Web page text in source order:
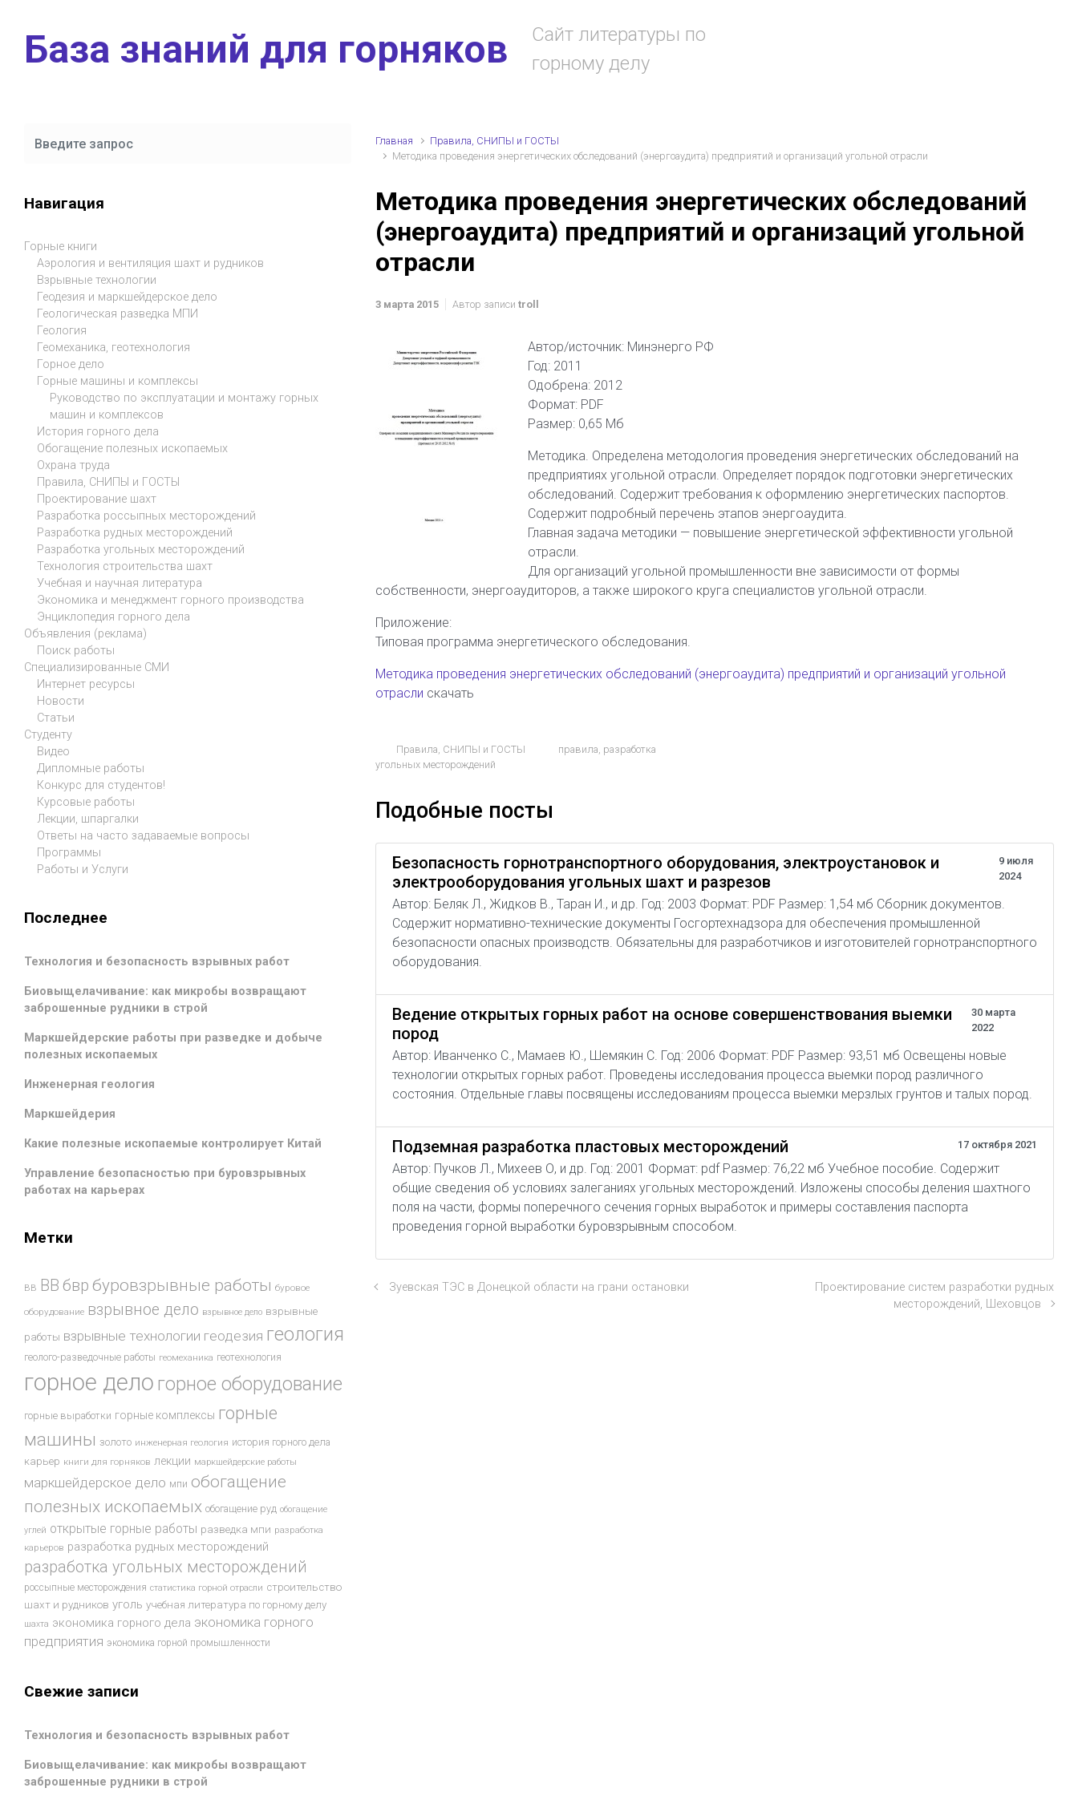
База знаний для горняков
Сайт литературы по
горному делу
Главная
Правила, СНИПЫ и ГОСТЫ
Методика проведения энергетических обследований (энергоаудита) предприятий и организаций угольной отрасли
Методика проведения энергетических обследований
(энергоаудита) предприятий и организаций угольной
отрасли
3 марта 2015 Автор записи troll
Автор/источник: Минэнерго РФ
Год: 2011
Одобрена: 2012
Формат: PDF
Размер: 0,65 Мб
Методика. Определена методология проведения энергетических обследований на
предприятиях угольной отрасли. Определяет порядок подготовки энергетических
обследований. Содержит требования к оформлению энергетических паспортов.
Содержит подробный перечень этапов энергоаудита.
Главная задача методики — повышение энергетической эффективности угольной
отрасли.
Для организаций угольной промышленности вне зависимости от формы
собственности, энергоаудиторов, а также широкого круга специалистов угольной отрасли.
Приложение:
Типовая программа энергетического обследования.
Методика проведения энергетических обследований (энергоаудита) предприятий и организаций угольной
отрасли скачать
Правила, СНИПЫ и ГОСТЫ правила, разработка
угольных месторождений
Подобные посты
Безопасность горнотранспортного оборудования, электроустановок и
электрооборудования угольных шахт и разрезов
9 июля
2024
Автор: Беляк Л., Жидков В., Таран И., и др. Год: 2003 Формат: PDF Размер: 1,54 мб Сборник документов.
Содержит нормативно-технические документы Госгортехнадзора для обеспечения промышленной
безопасности опасных производств. Обязательны для разработчиков и изготовителей горнотранспортного
оборудования.
Ведение открытых горных работ на основе совершенствования выемки
пород
30 марта
2022
Автор: Иванченко С., Мамаев Ю., Шемякин С. Год: 2006 Формат: PDF Размер: 93,51 мб Освещены новые
технологии открытых горных работ. Проведены исследования процесса выемки пород различного
состояния. Отдельные главы посвящены исследованиям процесса выемки мерзлых грунтов и талых пород.
Подземная разработка пластовых месторождений 17 октября 2021
Автор: Пучков Л., Михеев О, и др. Год: 2001 Формат: pdf Размер: 76,22 мб Учебное пособие. Содержит
общие сведения об условиях залеганиях угольных месторождений. Изложены способы деления шахтного
поля на части, формы поперечного сечения горных выработок и примеры составления паспорта
проведения горной выработки буровзрывным способом.
Зуевская ТЭС в Донецкой области на грани остановки
Проектирование систем разработки рудных
месторождений, Шеховцов
Навигация
Горные книги
Аэрология и вентиляция шахт и рудников
Взрывные технологии
Геодезия и маркшейдерское дело
Геологическая разведка МПИ
Геология
Геомеханика, геотехнология
Горное дело
Горные машины и комплексы
Руководство по эксплуатации и монтажу горных
машин и комплексов
История горного дела
Обогащение полезных ископаемых
Охрана труда
Правила, СНИПЫ и ГОСТЫ
Проектирование шахт
Разработка россыпных месторождений
Разработка рудных месторождений
Разработка угольных месторождений
Технология строительства шахт
Учебная и научная литература
Экономика и менеджмент горного производства
Энциклопедия горного дела
Объявления (реклама)
Поиск работы
Специализированные СМИ
Интернет ресурсы
Новости
Статьи
Студенту
Видео
Дипломные работы
Конкурс для студентов!
Курсовые работы
Лекции, шпаргалки
Ответы на часто задаваемые вопросы
Программы
Работы и Услуги
Последнее
Технология и безопасность взрывных работ
Биовыщелачивание: как микробы возвращают
заброшенные рудники в строй
Маркшейдерские работы при разведке и добыче
полезных ископаемых
Инженерная геология
Маркшейдерия
Какие полезные ископаемые контролирует Китай
Управление безопасностью при буровзрывных
работах на карьерах
Метки
ВВ ВВ бвр буровзрывные работы буровое
оборудование взрывное дело взрывное дело взрывные
работы взрывные технологии геодезия геология
геолого-разведочные работы геомеханика геотехнология
горное дело горное оборудование
горные выработки горные комплексы горные
машины золото инженерная геология история горного дела
карьер книги для горняков лекции маркшейдерские работы
маркшейдерское дело мпи обогащение
полезных ископаемых обогащение руд обогащение
углей открытые горные работы разведка мпи разработка
карьеров разработка рудных месторождений
разработка угольных месторождений
россыпные месторождения статистика горной отрасли строительство
шахт и рудников уголь учебная литература по горному делу
шахта экономика горного дела экономика горного
предприятия экономика горной промышленности
Свежие записи
Технология и безопасность взрывных работ
Биовыщелачивание: как микробы возвращают
заброшенные рудники в строй